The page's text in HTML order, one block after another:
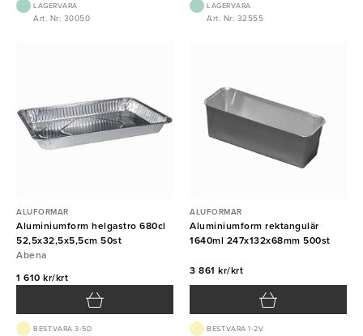
LAGERVARA
Art. Nr: 30050
LAGERVARA
Art. Nr: 32555
ALUFORMAR
Aluminiumform helgastro 680cl
52,5x32,5x5,5cm 50st
Abena
1 610 kr/krt
BEST.VARA 3-5D
ALUFORMAR
Aluminiumform rektangulär
1640ml 247x132x68mm 500st
3 861 kr/krt
BEST.VARA 1-2V